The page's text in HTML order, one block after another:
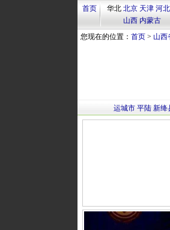
首页 华北 北京 天津 河北
山西 内蒙古
您现在的位置： 首页> 山西
运城市 平陆 新绛